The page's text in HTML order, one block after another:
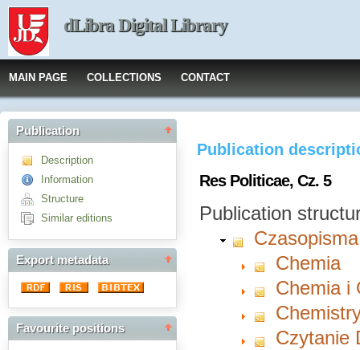
dLibra Digital Library
MAIN PAGE COLLECTIONS CONTACT
Publication
Description
Information
Structure
Similar editions
Export metadata
Favourite positions
Publication
Res Politicae, Cz. 5
Publication
Chemia
Chemia i
Czytanie